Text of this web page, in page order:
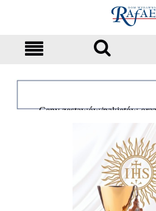
Ceny zestawów/pakietów